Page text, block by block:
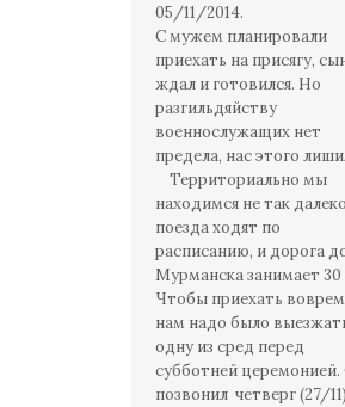
05/11/2014.
С мужем планировали
приехать на присягу,
ждал и готовился. Но
разгильдяйству
военнослужащих нет
предела, нас этого
Территориально мы
находимся не так
поезда ходят по
расписанию, и дорога
Мурманска занимает 30
Чтобы приехать
нам надо было
одну из сред перед
субботней
позвонил четверг (27/